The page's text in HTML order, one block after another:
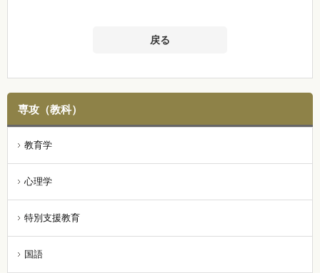
戻る
専攻（教科）
教育学
心理学
特別支援教育
国語